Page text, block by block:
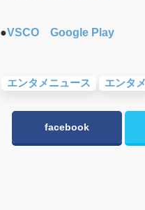
●VSCO Google Play
エンタメニュース エンタメ
facebook